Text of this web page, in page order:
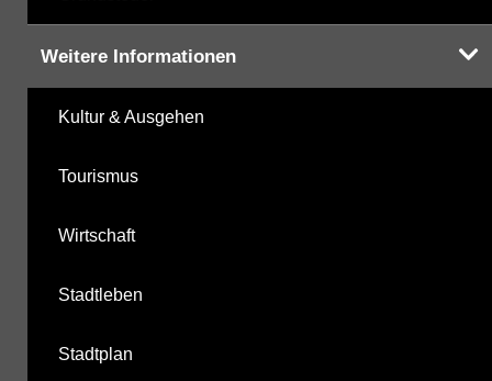
Weitere Informationen
Kultur & Ausgehen
Tourismus
Wirtschaft
Stadtleben
Stadtplan